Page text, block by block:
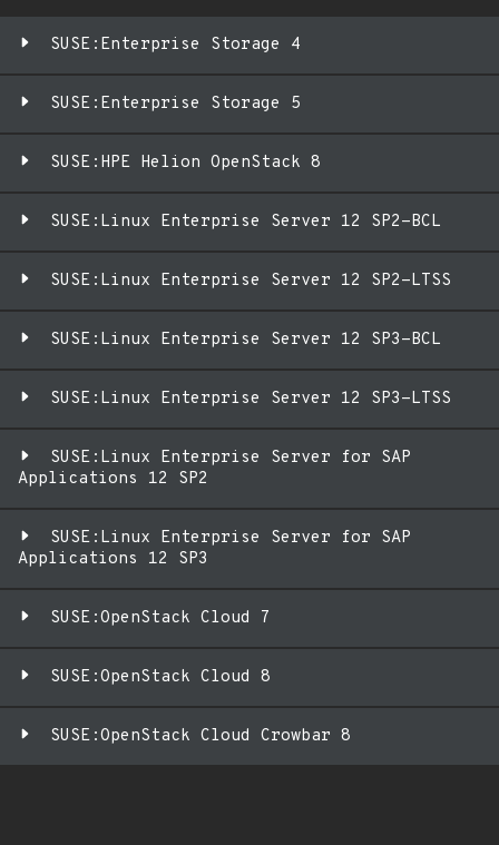
SUSE:Enterprise Storage 4
SUSE:Enterprise Storage 5
SUSE:HPE Helion OpenStack 8
SUSE:Linux Enterprise Server 12 SP2-BCL
SUSE:Linux Enterprise Server 12 SP2-LTSS
SUSE:Linux Enterprise Server 12 SP3-BCL
SUSE:Linux Enterprise Server 12 SP3-LTSS
SUSE:Linux Enterprise Server for SAP
Applications 12 SP2
SUSE:Linux Enterprise Server for SAP
Applications 12 SP3
SUSE:OpenStack Cloud 7
SUSE:OpenStack Cloud 8
SUSE:OpenStack Cloud Crowbar 8